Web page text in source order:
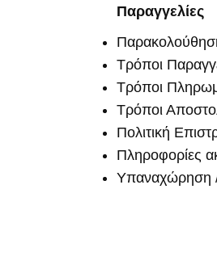
Παραγγελίες
Τρόποι
Τρόποι
Τρόποι
Πολιτική
Πληροφορίες
Υπαναχώρηση